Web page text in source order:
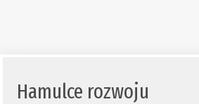
Hamulce rozwoju